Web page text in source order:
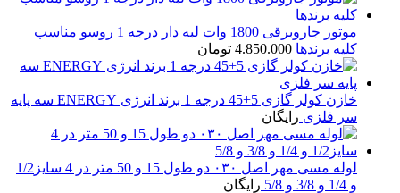
موتور جاروبرقی 1800 وات لبه دار درجه 1 روسو مناسب
کلیه برندها 4.850.000 تومان
خازن کولر گازی 5+45 درجه 1 برند انرژی ENERGY سه پایه
سر فلزی رایگان
لوله مسی مهر اصل ۰۳۰ دو طول 15 و 50 متر در 4 سایز1/2
و 1/4 و 3/8 و 5/8
رایگان